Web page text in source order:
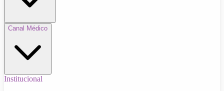
Canal Médico
Institucional